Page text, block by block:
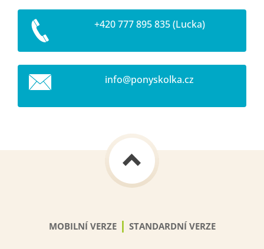
+420 777 895 835 (Lucka)
info@ponyskolka.cz
MOBILNÍ VERZE | STANDARDNÍ VERZE